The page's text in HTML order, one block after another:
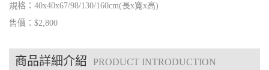
規格：40x40x67/98/130/160cm(長x寬x高)
售價：$2,800
商品詳細介紹 PRODUCT INTRODUCTION